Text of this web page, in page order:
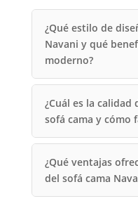
¿Qué estilo de
Navani y qué
moderno?
¿Cuál es la
sofá cama y cómo
¿Qué ventajas
del sofá cama